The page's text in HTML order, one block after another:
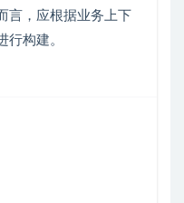
言，应根据业务上下
行构建。